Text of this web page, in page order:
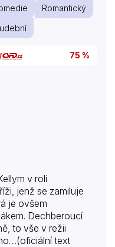
Romantický
75 %
v roli
jenž se zamiluje
je ovšem
Dechberoucí
to vše v režii
text